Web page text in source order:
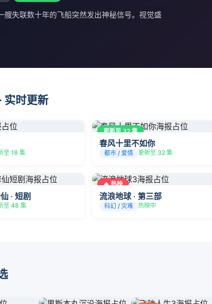
艘失联数十年的飞船突然发出神秘信号。视觉盛
实时更新
至 18 集
更新至 32 集
春风十里不如你
都市 / 爱情 更新至 32 集
· 短剧
至 48 集
🔥 热映
流浪地球 · 第三部
科幻 / 灾难 热映中